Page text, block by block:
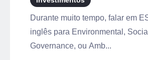
Durante muito tempo, falar em
inglês para Environmental,
Governance, ou Amb...